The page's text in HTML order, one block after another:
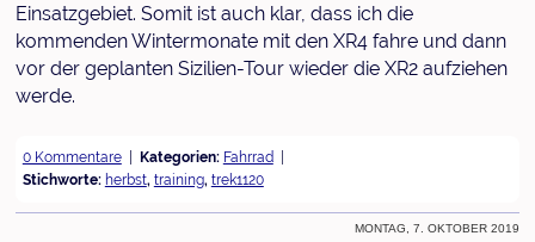
Einsatzgebiet. Somit ist auch klar, dass ich die
kommenden Wintermonate mit den XR4 fahre und dann
vor der geplanten Sizilien-Tour wieder die XR2 aufziehen
werde.
0 Kommentare Kategorien: Fahrrad
Stichworte: herbst, training, trek1120
Montag, 7. Oktober 2019